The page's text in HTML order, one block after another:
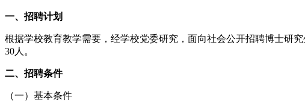
一、招聘计划
根据学校教育教学需要，经学校党委研究，面向社会公开招聘博士研
30人。
二、招聘条件
（一）基本条件